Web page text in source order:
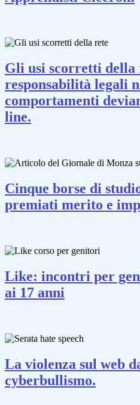
Gli usi scorretti della
responsabilità legali
comportamenti
line.
Cinque borse di
premiati merito e
Like: incontri per
ai 17 anni
La violenza sul web
cyberbullismo.